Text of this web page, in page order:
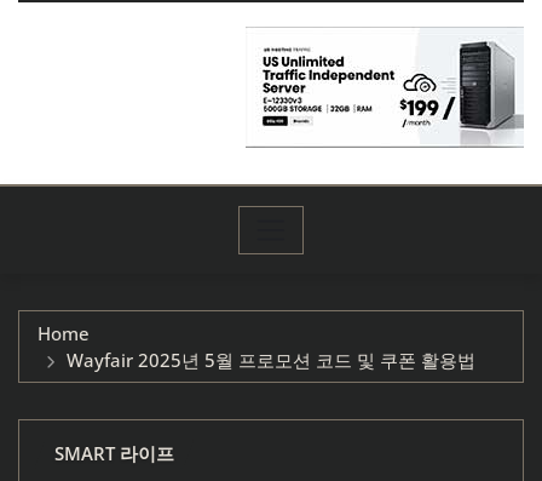
Home
Wayfair 2025년 5월 프로모션 코드 및 쿠폰 활용법
SMART 라이프